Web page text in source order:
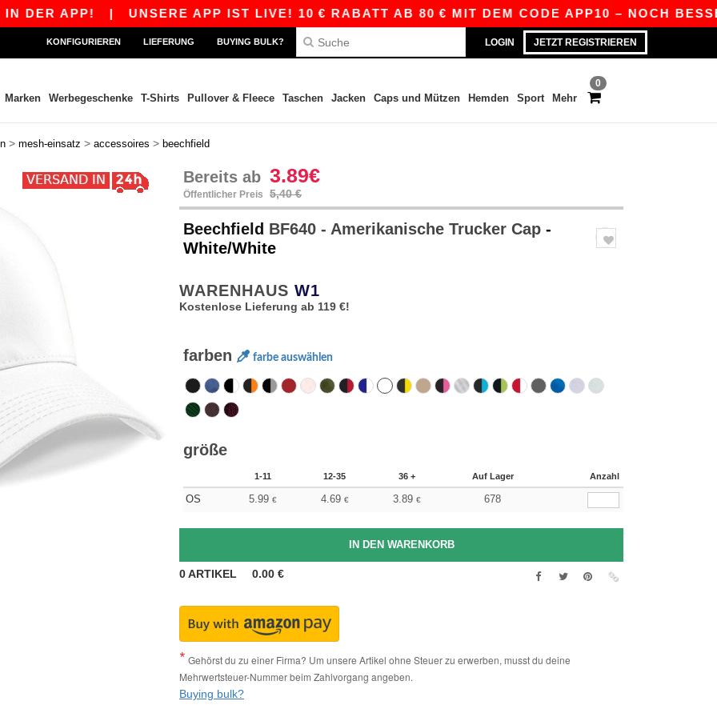
APP!|UNSERE APP IST LIVE! 10 € RABATT AB 80 € MIT DEM CODE APP10 – NOCH BESSERE
LOGIN JETZT REGISTRIEREN
KONFIGURIEREN LIEFERUNG BUYING BULK?
0
Marken Werbegeschenke T-Shirts Pullover & Fleece Taschen Jacken Caps und Mützen Hemden Sport Mehr
> mesh-einsatz > accessoires > beechfield
Bereits ab 3.89€
Öffentlicher Preis 5,40 €
Beechfield BF640 - Amerikanische Trucker Cap -
White/White
WARENHAUS W1
Kostenlose Lieferung ab 119 €!
farben farbe auswählen
größe
1-11 12-35 36 + Auf Lager Anzahl
OS 5.99 € 4.69 € 3.89 € 678
0ARTIKEL 0.00 €
Gehörst du zu einer Firma? Um unsere Artikel ohne Steuer zu erwerben, musst du deine
Mehrwertsteuer-Nummer beim Zahlvorgang angeben.
Buying bulk?